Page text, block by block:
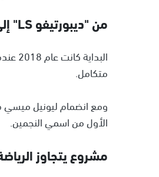
من "ديبورتيفو LS" إلى "ديبورتيفو LSM"
متكامل.
الأول من اسمي النجمين.
مشروع يتجاوز